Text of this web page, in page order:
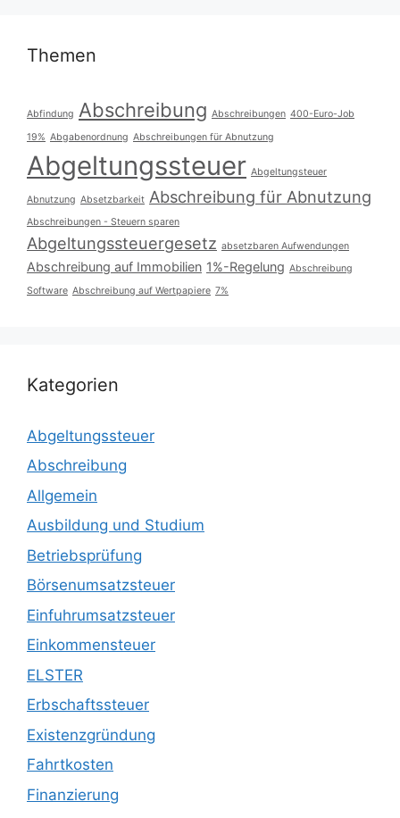
Themen
Abfindung Abschreibung Abschreibungen 400-Euro-Job
19% Abgabenordnung Abschreibungen für Abnutzung
Abgeltungssteuer Abgeltungsteuer
Abnutzung Absetzbarkeit Abschreibung für Abnutzung
Abschreibungen - Steuern sparen
Abgeltungssteuergesetz absetzbaren Aufwendungen
Abschreibung auf Immobilien 1%-Regelung Abschreibung
Software Abschreibung auf Wertpapiere 7%
Kategorien
Abgeltungssteuer
Abschreibung
Allgemein
Ausbildung und Studium
Betriebsprüfung
Börsenumsatzsteuer
Einfuhrumsatzsteuer
Einkommensteuer
ELSTER
Erbschaftssteuer
Existenzgründung
Fahrtkosten
Finanzierung